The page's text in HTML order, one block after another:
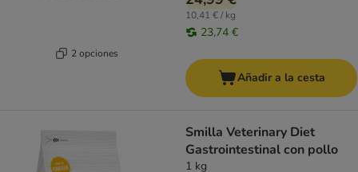
2 opciones
10,41 € / kg
23,74 €
Añadir a la cesta
Smilla Veterinary Diet
Gastrointestinal con pollo
1 kg